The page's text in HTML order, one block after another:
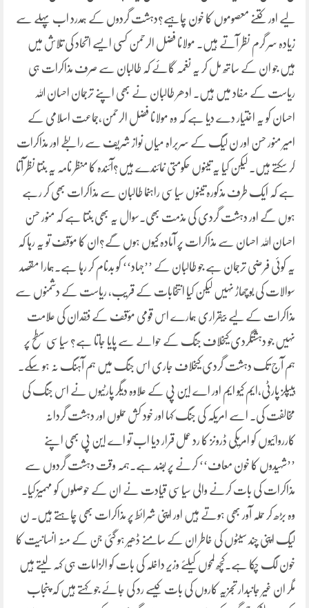
لیے اور کتنے معصوموں کا خون چاہیے؟دہشت گردوں کے ہمدرد اب پہلے سے
زیادہ سر گرم نظر آتے ہیں۔ مولانا فضل الرحمن کسی ایسے اتحاد کی تلاش میں
ہیں جو ان کے ساتھ مل کر یہ نغمہ گائے کہ طالبان سے صرف مذاکرات ہی
ریاست کے مفاد میں ہیں۔ ادھر طالبان نے بھی اپنے ترجمان احسان اللہ
احسان کو یہ اختیار دے دیا ہے کہ وہ مولانا فضل الرحمن،جماعت اسلامی کے
امیر منور حسن اور ن لیگ کے سربراہ میاں نواز شریف سے رابطے اور مذاکرات
کر سکتے ہیں۔ لیکن کیا یہ تینوں حکومتی نمائندے ہیں؟آئندہ کا منظر نامہ یہ بنتا نظر آتا
ہے کہ ایک طرف مذکورہ تینوں سیاسی راہنما طالبان سے مذاکرات بھی کر رہے
ہوں گے اور دہشت گردی کی مذمت بھی۔سوال یہ بھی بنتا ہے کہ منور حسن
احسان اللہ احسان سے مذاکرات پر آمادہ کیوں ہوں گے؟ان کا مؤقف تو یہ رہا کہ
یہ کوئی فرضی ترجمان ہے جو طالبان کے ’’جہاد‘‘ کو بدنام کر رہا ہے۔ہمارا مقصد
سوالات کی بوچھاڑ نہیں لیکن کیا انتخابات کے قریب، ریاست کے دشمنوں سے
مذاکرات کے لیے بیقراری ہمارے اس قومی مؤقف کے فقدان کی علامت
نہیں جو دہشتگردی کیخلاف جنگ کے حوالے سے پایا جاتا ہے؟ سیاسی سطح پر
ہم آج تک دہشت گردی کیخلاف جاری اس جنگ میں ہم آہنگ نہ ہو سکے۔
پیپلز پارٹی،ایم کیو ایم اور اے این پی کے علاوہ دیگر پارٹیوں نے اس جنگ کی
مخالفت کی۔ اسے امریکہ کی جنگ کہا اور خود کش حملوں اور دہشت گردانہ
کارروائیوں کو امریکی ڈرونز کا رد عمل قرار دیا اب تو اے این پی بھی اپنے
’’شہیدوں کا خون معاف‘‘ کرنے پر بضد ہے۔ہمہ وقت دہشت گردوں سے
مذاکرات کی بات کرنے والی سیاسی قیادت نے ان کے حوصلوں کو مہمیز کیا۔
وہ بڑھ کر حملہ آور بھی ہوتے ہیں اور اپنی شرائط پر مذاکرات بھی چاہتے ہیں۔ ن
لیگ اپنی چند سیٹوں کی خاطر ان کے سامنے ڈھیر ہو گئی جن کے منہ انسانیت کا
خون لگ چکا ہے۔کچھ لمحوں کیلئے وزیرِ داخلہ کی بات کو الزامات ہی کہہ لیتے ہیں
مگر ان غیر جانبدار تجزیہ کاروں کی بات کیسے رد کی جائے جو کہتے ہیں کہ پنجاب